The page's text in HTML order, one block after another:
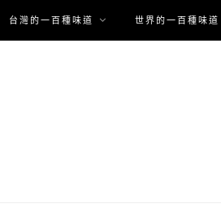
台灣的一百種味道 世界的一百種味道